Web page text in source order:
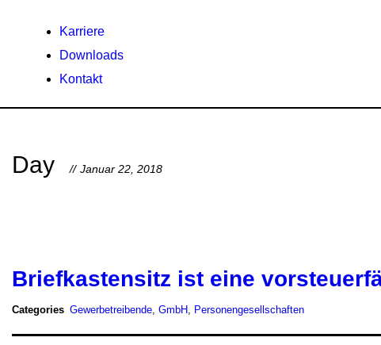
Karriere
Downloads
Kontakt
Day Januar 22, 2018
Briefkastensitz ist eine
Categories Gewerbetreibende GmbH Personengesellschaften